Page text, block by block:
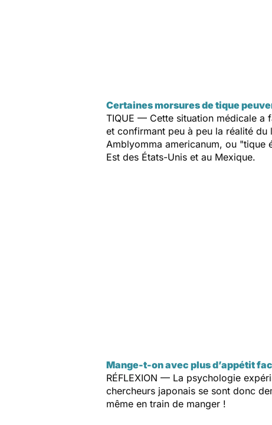
Certaines morsures de tique
TIQUE — Cette situation médicale a
et confirmant peu à peu la réalité
Amblyomma americanum, ou "tique
Est des États-Unis et au Mexique.
Mange-t-on avec plus d’appétit
RÉFLEXION — La psychologie
chercheurs japonais se sont donc
même en train de manger !